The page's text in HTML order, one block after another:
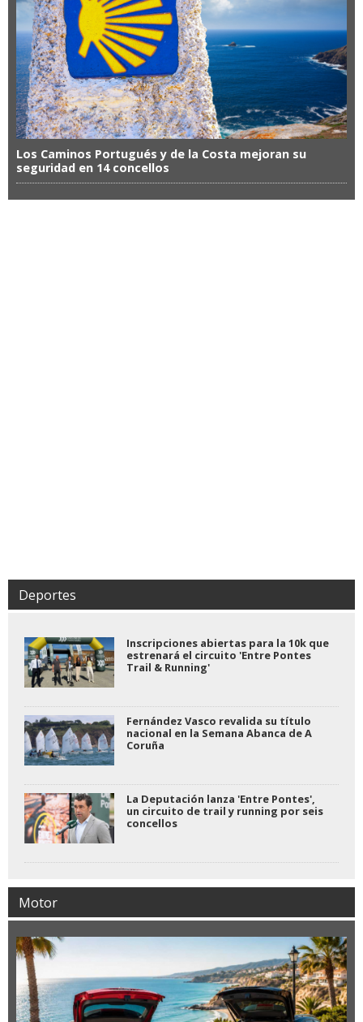
Los Caminos Portugués y de la Costa mejoran su
seguridad en 14 concellos
Deportes
Inscripciones abiertas para la 10k que
estrenará el circuito 'Entre Pontes
Trail & Running'
Fernández Vasco revalida su título
nacional en la Semana Abanca de A
Coruña
La Deputación lanza 'Entre Pontes',
un circuito de trail y running por seis
concellos
Motor